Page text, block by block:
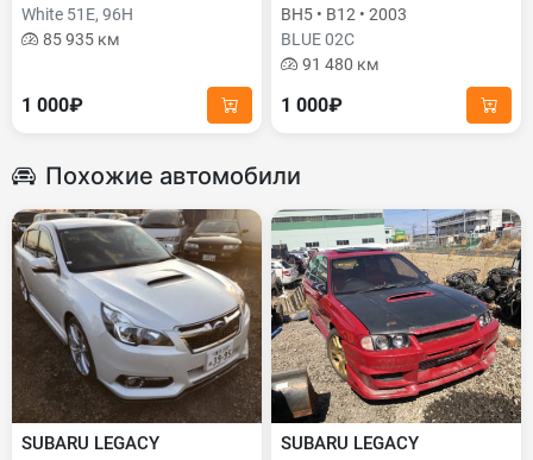
White 51E, 96H
85 935 км
1 000₽
BH5 • B12 • 2003
BLUE 02C
91 480 км
1 000₽
Похожие автомобили
SUBARU LEGACY SUBARU LEGACY